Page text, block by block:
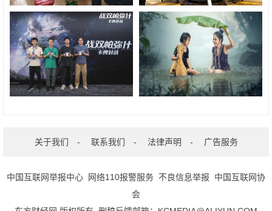
关于我们 - 联系我们 - 法律声明 - 广告服务
中国互联网举报中心 网络110报警服务 不良信息举报
中国互联网协
会